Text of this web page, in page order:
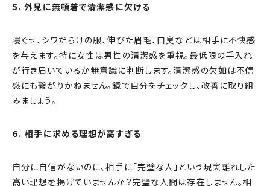
5. 外見に無頓着で清潔感に欠ける
寝ぐせ、シワだらけの服、伸びた眉毛、口臭などは相手に不快感
を与えます。特に女性は男性の清潔感を重視。最低限の手入れ
が行き届いているか無意識に判断します。清潔感の欠如は不信
感にも繋がりかねません。鏡で自分をチェックし、改善に取り組
みましょう。
6. 相手に求める理想が高すぎる
自分に自信がないのに、相手に「完璧な人」という現実離れした
高い理想を掲げていませんか？完璧な人間は存在しません。相